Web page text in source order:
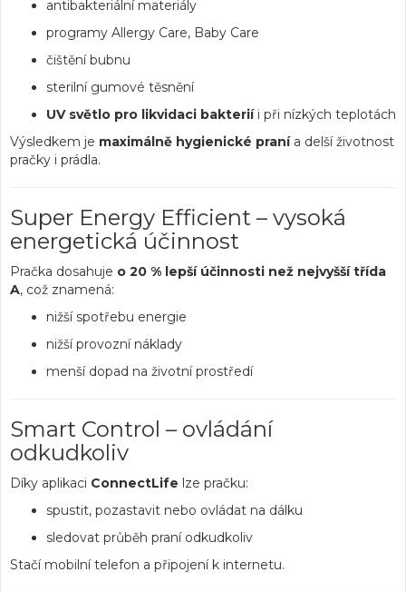
antibakteriální materiály
programy Allergy Care, Baby Care
čištění bubnu
sterilní gumové těsnění
UV světlo pro likvidaci bakteriíi při nízkých teplotách
Výsledkem je maximálně hygienické pranía delší životnost
pračky i prádla.
Super Energy Efficient – vysoká
energetická účinnost
Pračka dosahuje o 20 % lepší účinnosti než nejvyšší třída
A, což znamená:
nižší spotřebu energie
nižší provozní náklady
menší dopad na životní prostředí
Smart Control – ovládání
odkudkoliv
Díky aplikaci ConnectLife lze pračku:
spustit, pozastavit nebo ovládat na dálku
sledovat průběh praní odkudkoliv
Stačí mobilní telefon a připojení k internetu.